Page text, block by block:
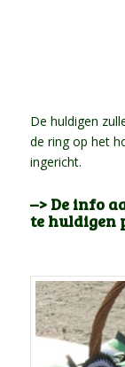
De huldigen
de ring op het
ingericht.
–> De info
te huldigen